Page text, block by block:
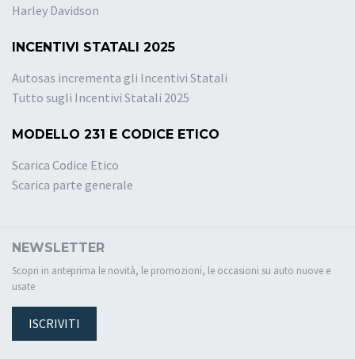
Harley Davidson
INCENTIVI STATALI 2025
Autosas incrementa gli Incentivi Statali
Tutto sugli Incentivi Statali 2025
MODELLO 231 E CODICE ETICO
Scarica Codice Etico
Scarica parte generale
NEWSLETTER
Scopri in anteprima le novità, le promozioni, le occasioni su auto nuove e
usate
ISCRIVITI